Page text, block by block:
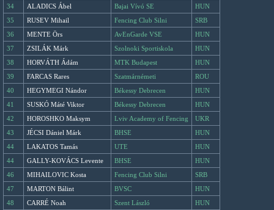
34
ALADICS Ábel Bajai Vívó SE
HUN
35
RUSEV Mihail Fencing Club Silni
SRB
36
MENTE Örs AvEnGarde VSE
HUN
37
ZSILÁK Márk Szolnoki Sportiskola
HUN
38
HORVÁTH Ádám MTK Budapest
HUN
39
FARCAS Rares Szatmárnémeti
ROU
40
HEGYMEGI Nándor Békessy Debrecen
HUN
41
SUSKÓ Máté Viktor Békessy Debrecen
HUN
42
HOROSHKO Maksym Lviv Academy of Fencing
UKR
43
JÉCSI Dániel Márk BHSE
HUN
44
LAKATOS Tamás UTE
HUN
44
GALLY-KOVÁCS Levente BHSE
HUN
46
MIHAILOVIC Kosta Fencing Club Silni
SRB
47
MARTON Bálint BVSC
HUN
48
CARRÉ Noah Szent László
HUN